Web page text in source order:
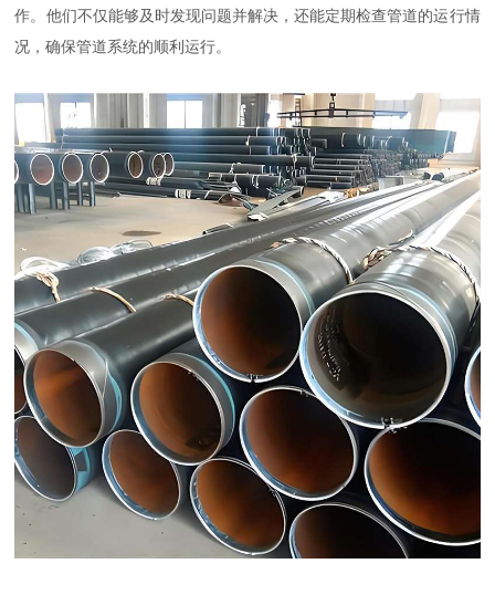
作。他们不仅能够及时发现问题并解决，还能定期检查管道的运行情
况，确保管道系统的顺利运行。